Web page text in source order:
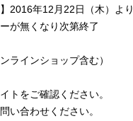
2016年12月22日（木）より
が無くなり次第終了
ラインショップ含む）
トをご確認ください。
い合わせください。